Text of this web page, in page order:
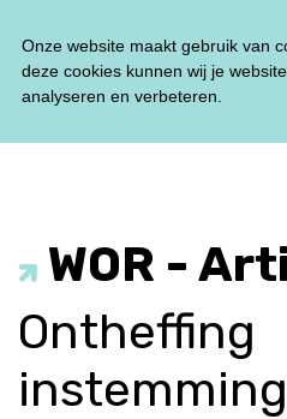
WOR -
Ontheffing
Onze website maakt gebruik van
deze cookies kunnen wij je
analyseren en verbeteren.